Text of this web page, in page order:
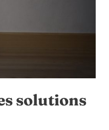
solutions